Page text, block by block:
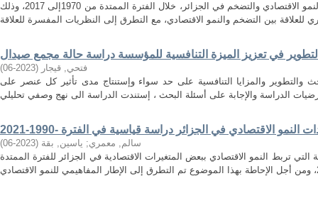
تهدف هذه الدراسة الى إيجاد العلاقة بين النمو الاقتصادي والتضخم في الجزائر، خلال الفترة الممتدة من 1970إلى 2017، وذلك
في تعزيز الميزة التنافسية للمؤسسة دراسة حالة مجمع صيدال
فتحي, قيجار (
2023-06
)
والتطوير والمزايا التنافسية على حد سواء وإستنتاج مدى تأثير كل عنصر على
سالم, معمري; ياسين, بقة (
2023-06
)
تربط النمو الاقتصادي ببعض المتغيرات الاقتصادية في الجزائر للفترة الممتدة